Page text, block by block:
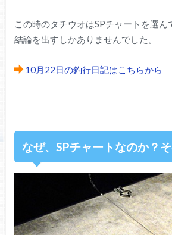
この時のタチウオはSPチャートを選ん
結論を出すしかありませんでした。
10月22日の釣行日記はこちらから
なぜ、SPチャートなのか？